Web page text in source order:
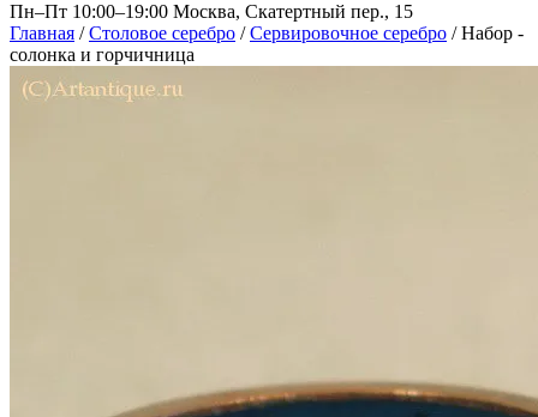
Пн–Пт 10:00–19:00 Москва, Скатертный пер., 15
Главная / Столовое серебро / Сервировочное серебро / Набор -
солонка и горчичница